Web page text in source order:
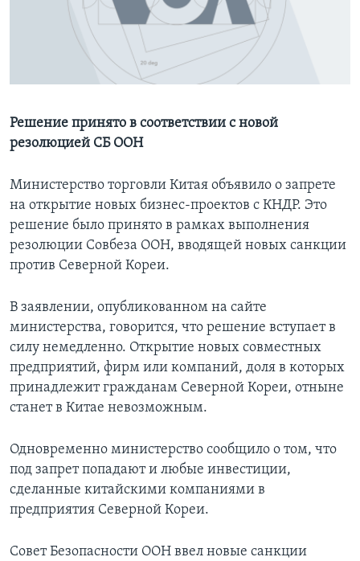
Learning English
СОЦИАЛЬНЫЕ СЕТИ
Языки
Решение принято в соответствии с новой
резолюцией СБ ООН
Министерство торговли Китая объявило о запрете
на открытие новых бизнес-проектов с КНДР. Это
решение было принято в рамках выполнения
резолюции Совбеза ООН, вводящей новых санкции
против Северной Кореи.
В заявлении, опубликованном на сайте
министерства, говорится, что решение вступает в
силу немедленно. Открытие новых совместных
предприятий, фирм или компаний, доля в которых
принадлежит гражданам Северной Кореи, отныне
станет в Китае невозможным.
Одновременно министерство сообщило о том, что
под запрет попадают и любые инвестиции,
сделанные китайскими компаниями в
предприятия Северной Кореи.
Совет Безопасности ООН ввел новые санкции